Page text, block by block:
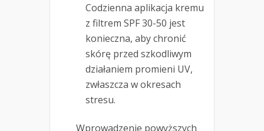
Codzienna aplikacja kremu
z filtrem SPF 30-50 jest
konieczna, aby chronić
skórę przed szkodliwym
działaniem promieni UV,
zwłaszcza w okresach
stresu.
Wprowadzenie powyższych